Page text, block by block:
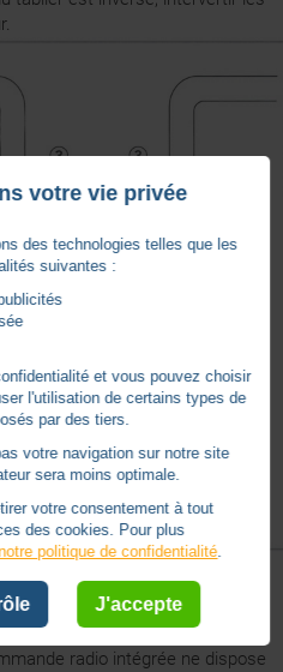
moteur radio ?
radio intégrée ne dispose
votre vie privée
des technologies telles que les
suivantes :
et vous pouvez choisir
l'utilisation de certains types de
par des tiers.
votre navigation sur notre site
sera moins optimale.
votre consentement à tout
des cookies. Pour plus
notre politique de confidentialité.
J'accepte